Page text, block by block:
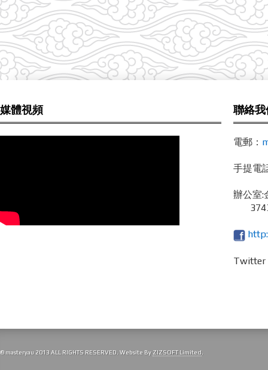
媒體視頻 聯絡我
電郵：
手提電
辦公室:
© masteryau 2013 ALL RIGHTS RESERVED. Website By ZIZSOFT Limited